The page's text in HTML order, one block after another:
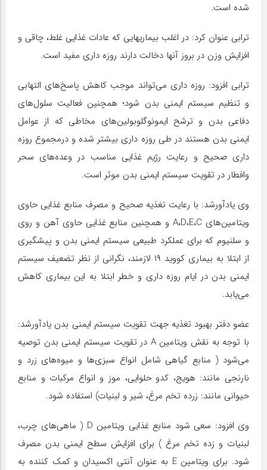
شده است.
ترابی عنوان کرد: در اغلب بیماریهایی که عادات غذایی غلط، چاقی و
افزایش وزن در بروز آنها دخالت دارند روزه داری مفید است.
ترابی افزود: روزه داری می‌تواند موجب کاهش پاسخ‌های التهابی
و تنظیم سیستم ایمنی بدن شود؛ همچنین فعالیت سلول‌های
دفاعی بدن و ترشح ایمونوگلوبولین‌های مخاطی که از عوامل
ایمنی بدن هستند در طی روزه داری بیشتر شده و درمجموع روزه
داری صحیح و رعایت رژیم غذایی مناسب در وعده‌های سحر
وافطار در تقویت سیستم ایمنی بدن موثر است.
وی یادآورشد: با رعایت تغذیه صحیح و مصرف منابع غذایی حاوی
ویتامین‌های A،D،E،C و همچنین منابع غذایی حاوی آهن و روی
و سلنیوم که برای عملکرد طبیعی سیستم ایمنی بدن و پیشگیری
از ابتلا به بیماری کووید ۱۹ لازمند، نگرانی از نظر تضعیف سیستم
ایمنی بدن در ایام روزه داری و خطر ابتلا به این بیماری کاهش
می‌یابد.
عضو دفتر بهبود تغذیه جهت تقویت سیستم ایمنی بدن یادآورشد:
با توجه به نقش ویتامین A در تقویت سیستم ایمنی بدن توصیه
می‌شود ( منابع گیاهی شامل انواع سبزی‌ها و میوه‌های زرد و
نارنجی مانند: هویج، کدو حلوایی، موز و انواع مرکبات و منابع
حیوانی مانند: زرده تخم مرغ، شیر و لبنیات) استفاده شود.
وی افزود: سعی شود منابع غذایی ویتامین D ( ماهی‌های چرب،
لبنیات و زده تخم مرغ ) برای افزایش سطح ایمنی بدن مصرف
شود. برای ویتامین E به عنوان آنتی اکسیدان و کمک کننده به